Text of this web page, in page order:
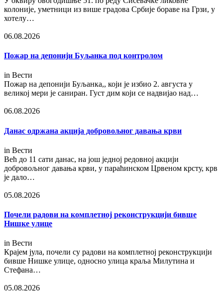
колоније, уметници из више градова Србије бораве на Грзи, у
хотелу…
06.08.2026
Пожар на депонији Буљанка под контролом
in Вести
Пожар на депонији Буљанка,, који је избио 2. августа у
великој мери је саниран. Густ дим који се надвијао над…
06.08.2026
Данас одржана акција добровољног давања крви
in Вести
Већ до 11 сати данас, на још једној редовној акцији
добровољног давања крви, у параћинском Црвеном крсту, крв
је дало…
05.08.2026
Почели радови на комплетној реконструкцији бивше
Нишке улице
in Вести
Крајем јула, почели су радови на комплетној реконструкцији
бивше Нишке улице, односно улица краља Милутина и
Стефана…
05.08.2026